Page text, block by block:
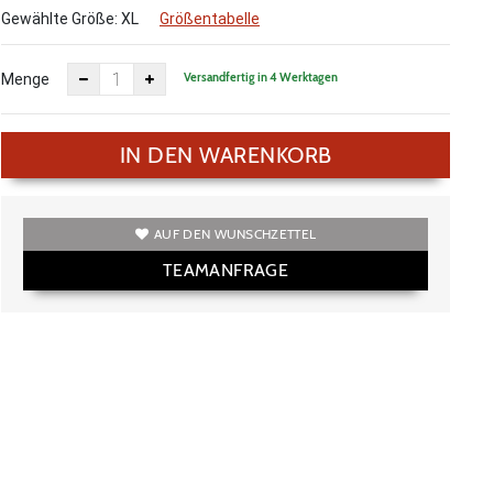
Gewählte Größe: XL Größentabelle
Menge Versandfertig in 4 Werktagen
IN DEN WARENKORB
AUF DEN WUNSCHZETTEL
TEAMANFRAGE